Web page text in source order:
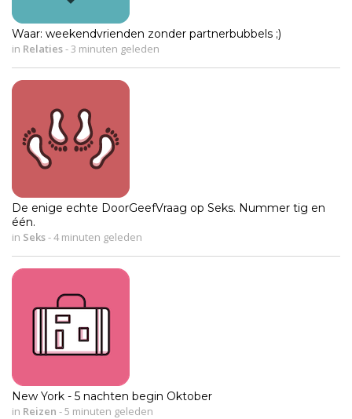
Waar: weekendvrienden zonder partnerbubbels ;)
in Relaties-3 minuten geleden
De enige echte DoorGeefVraag op Seks. Nummer tig en
één.
in Seks-4 minuten geleden
New York - 5 nachten begin Oktober
in Reizen -5 minuten geleden